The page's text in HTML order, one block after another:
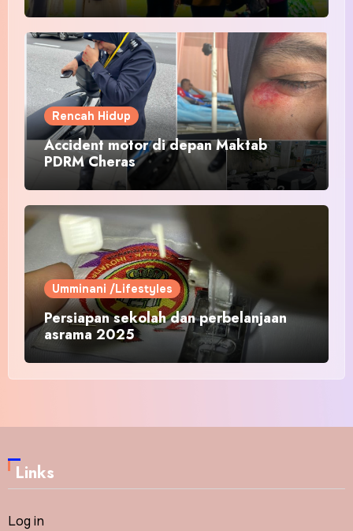
Rencah Hidup
Accident motor di depan Maktab
PDRM Cheras
Umminani /Lifestyles
Persiapan sekolah dan perbelanjaan
asrama 2025
Links
Log in